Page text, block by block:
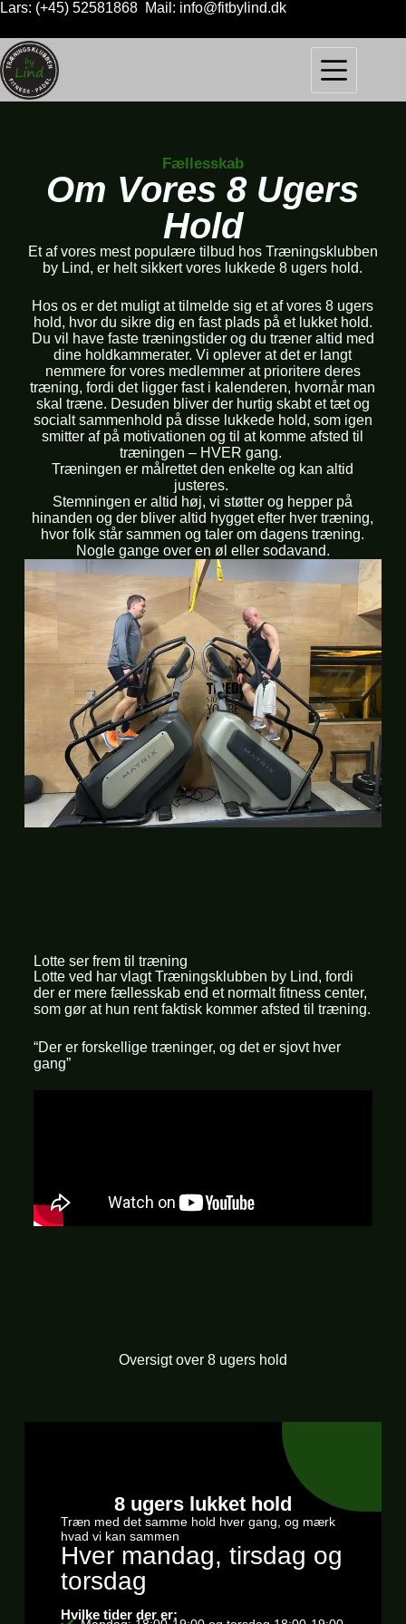
Lars: (+45) 52581868 Mail: info@fitbylind.dk
Fællesskab
Om Vores 8 Ugers
Hold
Et af vores mest populære tilbud hos Træningsklubben
by Lind, er helt sikkert vores lukkede 8 ugers hold.
Hos os er det muligt at tilmelde sig et af vores 8 ugers
hold, hvor du sikre dig en fast plads på et lukket hold.
Du vil have faste træningstider og du træner altid med
dine holdkammerater. Vi oplever at det er langt
nemmere for vores medlemmer at prioritere deres
træning, fordi det ligger fast i kalenderen, hvornår man
skal træne. Desuden bliver der hurtig skabt et tæt og
socialt sammenhold på disse lukkede hold, som igen
smitter af på motivationen og til at komme afsted til
træningen – HVER gang.
Træningen er målrettet den enkelte og kan altid
justeres.
Stemningen er altid høj, vi støtter og hepper på
hinanden og der bliver altid hygget efter hver træning,
hvor folk står sammen og taler om dagens træning.
Nogle gange over en øl eller sodavand.
Lotte ser frem til træning
Lotte ved har vlagt Træningsklubben by Lind, fordi
der er mere fællesskab end et normalt fitness center,
som gør at hun rent faktisk kommer afsted til træning.
“Der er forskellige træninger, og det er sjovt hver
gang”
Oversigt over 8 ugers hold
8 ugers lukket hold
Træn med det samme hold hver gang, og mærk
hvad vi kan sammen
Hver mandag, tirsdag og
torsdag
Hvilke tider der er: